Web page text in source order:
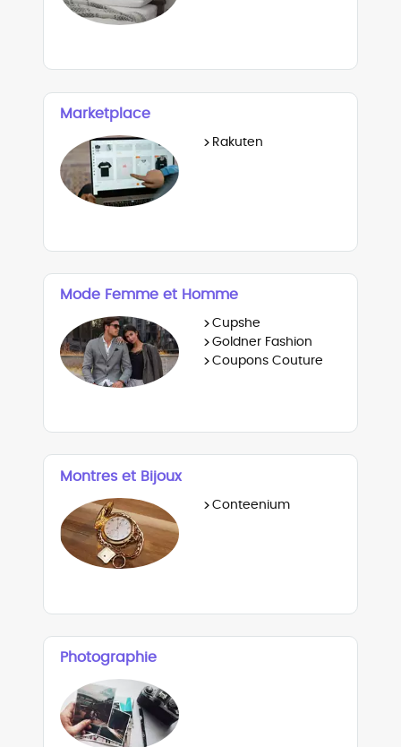
Marketplace
> Rakuten
Mode Femme et Homme
> Cupshe
> Goldner Fashion
> Coupons Couture
Montres et Bijoux
> Conteenium
Photographie